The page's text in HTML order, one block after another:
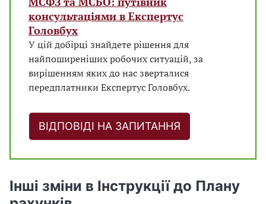
консультаціями в Експертус
Головбух
У цій добірці знайдете рішення для
найпоширеніших робочих ситуацій, за
вирішенням яких до нас зверталися
передплатники Експертус Головбух.
ВІДПОВІДІ НА ЗАПИТАННЯ
Інші зміни в Інструкції до Плану